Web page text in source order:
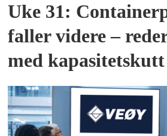
Uke 31:
faller videre –
med kapasitetskutt